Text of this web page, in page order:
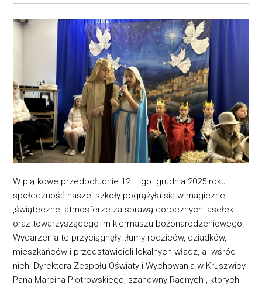
W piątkowe przedpołudnie 12 – go grudnia 2025 roku
społeczność naszej szkoły pogrążyła się w magicznej
,świątecznej atmosferze za sprawą corocznych jasełek
oraz towarzyszącego im kiermaszu bożonarodzeniowego.
Wydarzenia te przyciągnęły tłumy rodziców, dziadków,
mieszkańców i przedstawicieli lokal nych władz, a wśród
nich: Dyrektora Zespołu Oświaty i Wychowania w Kruszwicy
Pana Marcina Piotrowskiego, szanowny Radnych , których